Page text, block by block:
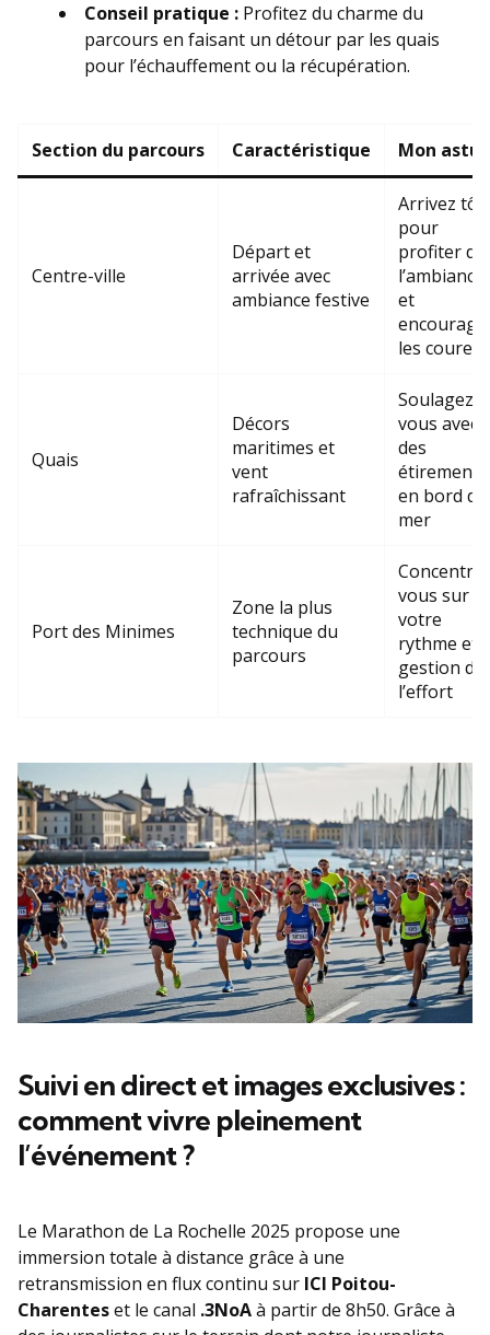
Conseil pratique : Profitez du charme du
parcours en faisant un détour par les quais
pour l’échauffement ou la récupération.
Section du parcours Caractéristique Mon
Centre-ville
Départ et
arrivée avec
ambiance festive
Arrivez tôt
pour
profiter de
l’ambiance
et
les
Quais
Décors
maritimes et
vent
rafraîchissant
Soulagez-
vous avec
des
étirements
en bord de
mer
Port des Minimes
Zone la plus
technique du
parcours
vous sur
votre
rythme et
gestion de
l’effort
Suivi en direct et images exclusives :
comment vivre pleinement
l’événement ?
Le Marathon de La Rochelle 2025 propose une
immersion totale à distance grâce à une
retransmission en flux continu sur ICI Poitou-
Charenteset le canal .3NoAà partir de 8h50. Grâce à